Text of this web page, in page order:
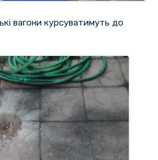
вагони курсуватимуть до